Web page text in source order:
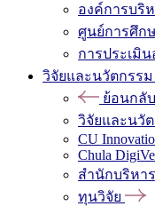
องค์การบริ
ศูนย์การศึก
การประเมิ
วิจัยและนวัตกรรม
ย้อนกลับ
วิจัยและนวั
CU
Chula
สำนักบริหา
ทุนวิจัย